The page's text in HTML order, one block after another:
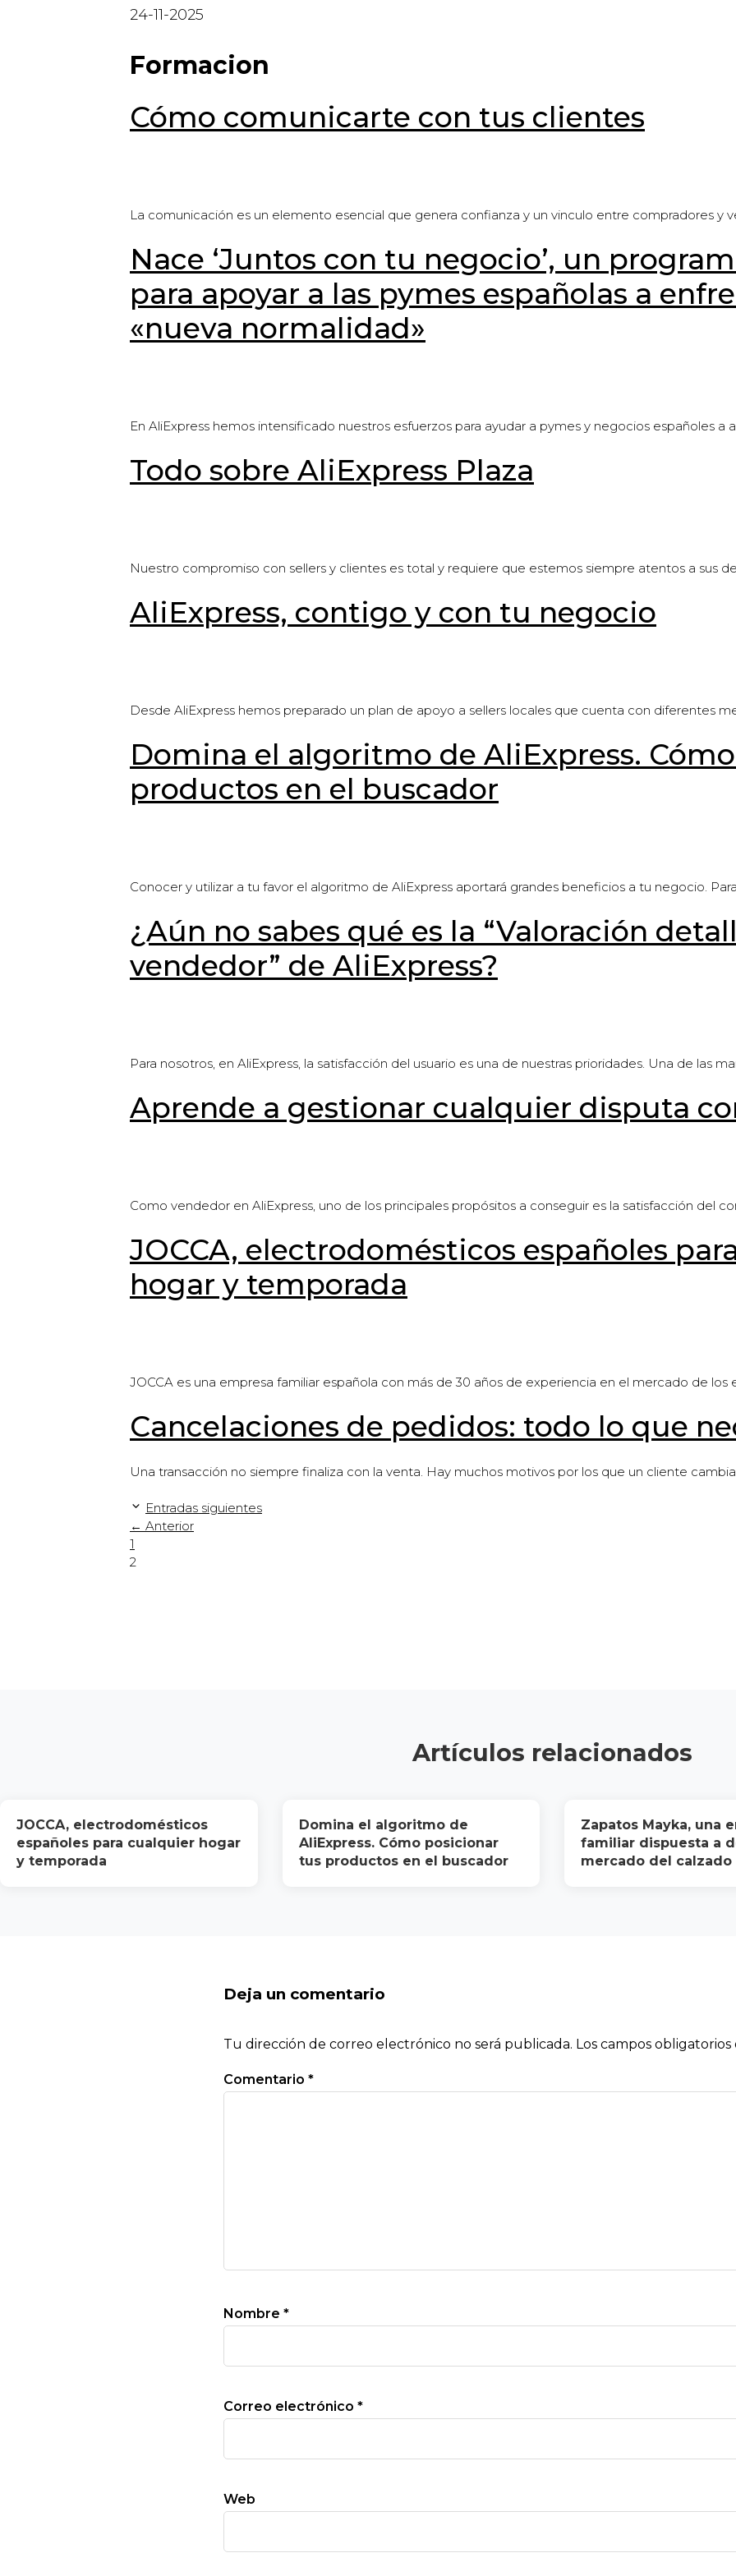
24-11-2025
Formacion
Cómo comunicarte con tus clientes
La comunicación es un elemento esencial que genera confianza y un vinculo entre compradores y
Nace ‘Juntos con tu negocio’, un
para apoyar a las pymes españolas a
«nueva normalidad»
En AliExpress hemos intensificado nuestros esfuerzos para ayudar a pymes y negocios españoles a
Todo sobre AliExpress Plaza
Nuestro compromiso con sellers y clientes es total y requiere que estemos siempre atentos a sus
AliExpress, contigo y con tu negocio
Desde AliExpress hemos preparado un plan de apoyo a sellers locales que cuenta con diferentes
Domina el algoritmo de AliExpress.
productos en el buscador
Conocer y utilizar a tu favor el algoritmo de AliExpress aportará grandes beneficios a tu negocio.
¿Aún no sabes qué es la “Valoración
vendedor” de AliExpress?
Para nosotros, en AliExpress, la satisfacción del usuario es una de nuestras prioridades. Una de las
Aprende a gestionar cualquier disputa
Como vendedor en AliExpress, uno de los principales propósitos a conseguir es la satisfacción del
JOCCA, electrodomésticos españoles
hogar y temporada
JOCCA es una empresa familiar española con más de 30 años de experiencia en el mercado de
Cancelaciones de pedidos: todo lo que
Una transacción no siempre finaliza con la venta. Hay muchos motivos por los que un cliente
Entradas siguientes
← Anterior
Página
1
Página
2
Artículos relacionados
JOCCA, electrodomésticos
españoles para cualquier hogar
y temporada
Domina el algoritmo de
AliExpress. Cómo posicionar
tus productos en el buscador
Zapatos Mayka, una
familiar dispuesta a
mercado del calzado
Deja un comentario
Tu dirección de correo electrónico no será publicada. Los campos
Comentario *
Nombre *
Correo electrónico *
Web